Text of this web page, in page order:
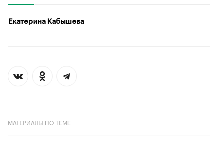
Екатерина Кабышева
МАТЕРИАЛЫ ПО ТЕМЕ